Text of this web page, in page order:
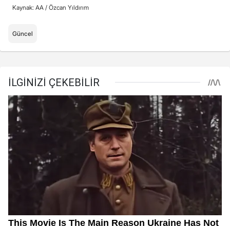
Kaynak: AA / Özcan Yıldırım
Güncel